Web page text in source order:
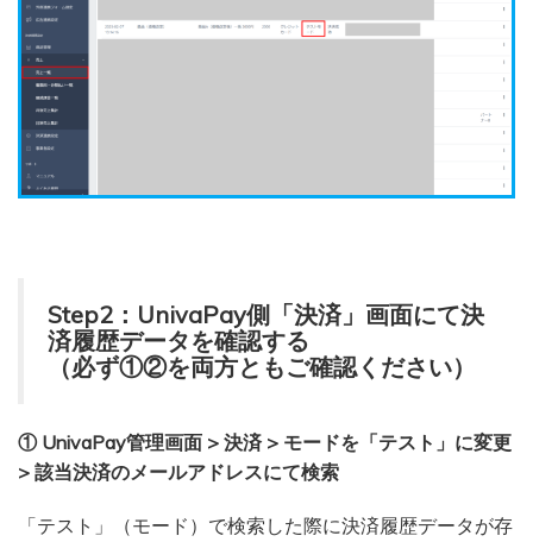
Step2：UnivaPay側「決済」画面にて決
済履歴データを確認する
（必ず①②を両方ともご確認ください）
① UnivaPay管理画面 > 決済 > モードを「テスト」に変更
> 該当決済のメールアドレスにて検索
「テスト」（モード）で検索した際に決済履歴データが存